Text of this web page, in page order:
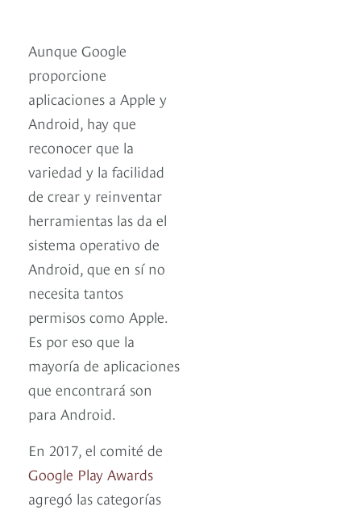
Aunque Google
proporcione
aplicaciones a Apple y
Android, hay que
reconocer que la
variedad y la facilidad
de crear y reinventar
herramientas las da el
sistema operativo de
Android, que en sí no
necesita tantos
permisos como Apple.
Es por eso que la
mayoría de aplicaciones
que encontrará son
para Android.
En 2017, el comité de
Google Play Awards
agregó las categorías